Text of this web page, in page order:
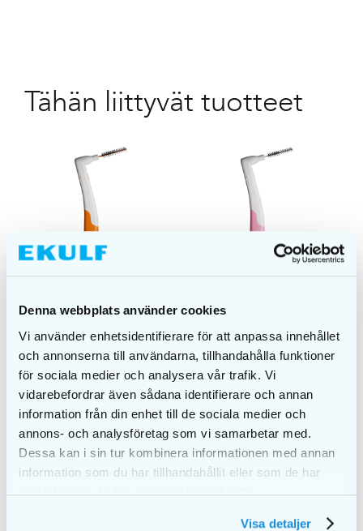
Denna webbplats använder cookies
Vi använder enhetsidentifierare för att anpassa innehållet
och annonserna till användarna, tillhandahålla funktioner
för sociala medier och analysera vår trafik. Vi
vidarebefordrar även sådana identifierare och annan
information från din enhet till de sociala medier och
annons- och analysföretag som vi samarbetar med.
Dessa kan i sin tur kombinera informationen med annan
information som du har tillhandahållit eller som de har
samlat in när du har använt deras tjänster.
Visa detaljer
Tähän liittyvät tuotteet
Interprox plus super
micro singel
TIEDOT
Interprox plus nano
singel
TIEDOT